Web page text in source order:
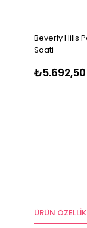
Beverly Hills
Saati
₺5.692,50
ÜRÜN